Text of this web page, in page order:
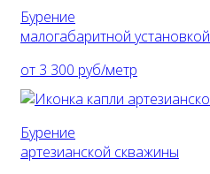
Бурение
малогабаритной установкой
от 3 300 руб/метр
Бурение
артезианской скважины